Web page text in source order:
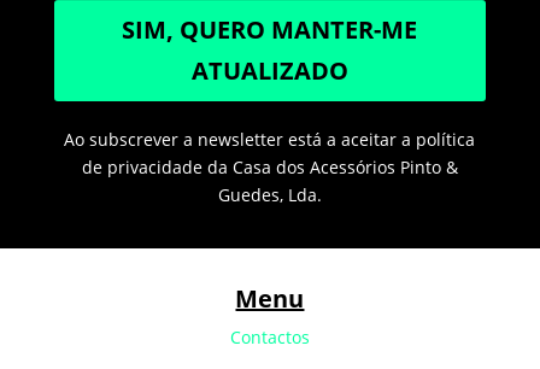
SIM, QUERO MANTER-ME
ATUALIZADO
Ao subscrever a newsletter está a aceitar a política
de privacidade da Casa dos Acessórios Pinto &
Guedes, Lda.
Menu
Contactos